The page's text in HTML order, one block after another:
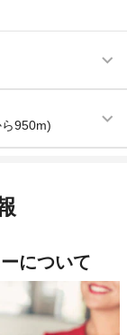
送迎なし）
す
950m)
迎なし）
す
について